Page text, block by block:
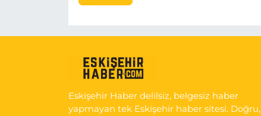
Eskişehir Haber delilsiz, belgesiz haber
yapmayan tek Eskişehir haber sitesi. Doğru,